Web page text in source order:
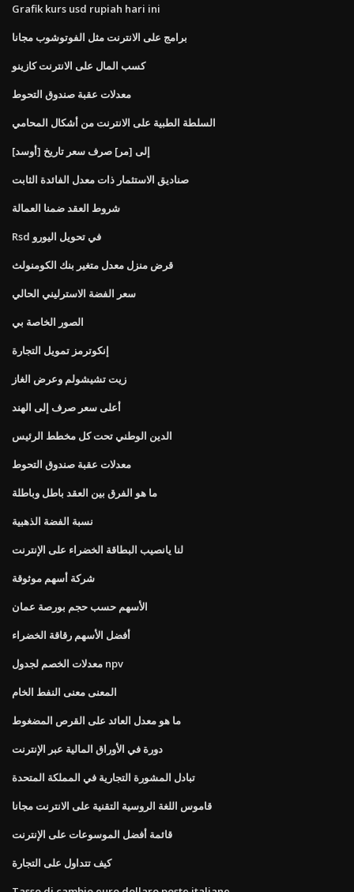
Grafik kurs usd rupiah hari ini
برامج على الانترنت مثل الفوتوشوب مجانا
كسب المال على الانترنت كازينو
معدلات عقبة صندوق التحوط
السلطة الطبية على الانترنت من أشكال المحامي
[أوسد] إلى [مر] صرف سعر تاريخ
صناديق الاستثمار ذات معدل الفائدة الثابت
شروط العقد ضمنا العمالة
Rsd في تحويل اليورو
قرض منزل معدل متغير بنك الكومنولث
سعر الفضة الاسترليني الحالي
الصور الخاصة بي
إنكوترمز تمويل التجارة
زيت تشيشولم وعرض الغاز
أعلى سعر صرف إلى الهند
الدين الوطني تحت كل مخطط الرئيس
معدلات عقبة صندوق التحوط
ما هو الفرق بين العقد باطل وباطلة
نسبة الفضة الذهبية
لنا يانصيب البطاقة الخضراء على الإنترنت
شركة أسهم موثوقة
الأسهم حسب حجم بورصة عمان
أفضل الأسهم رقاقة الخضراء
معدلات الخصم لجدول npv
المعنى معنى النفط الخام
ما هو معدل العائد على القرص المضغوط
دورة في الأوراق المالية عبر الإنترنت
تبادل المشورة التجارية في المملكة المتحدة
قاموس اللغة الروسية التقنية على الانترنت مجانا
قائمة أفضل الموسوعات على الإنترنت
كيف تتداول على التجارة